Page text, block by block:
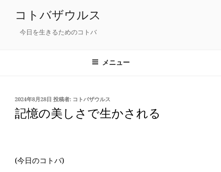
コトバザウルス
今日を生きるためのコトバ
メニュー
投
稿
日:
2024年8月28日 投稿者: コトバザウルス
記憶の美しさで生かされる
(今日のコトバ)